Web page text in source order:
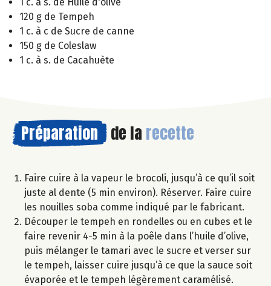
120 g de Tempeh
1 c. à c de Sucre de canne
150 g de Coleslaw
1 c. à s. de Cacahuète
Préparation de la recette
Faire cuire à la vapeur le brocoli, jusqu’à ce qu’il soit
juste al dente (5 min environ). Réserver. Faire cuire
les nouilles soba comme indiqué par le fabricant.
Découper le tempeh en rondelles ou en cubes et le
faire revenir 4-5 min à la poêle dans l’huile d’olive,
puis mélanger le tamari avec le sucre et verser sur
le tempeh, laisser cuire jusqu’à ce que la sauce soit
évaporée et le tempeh légèrement caramélisé.